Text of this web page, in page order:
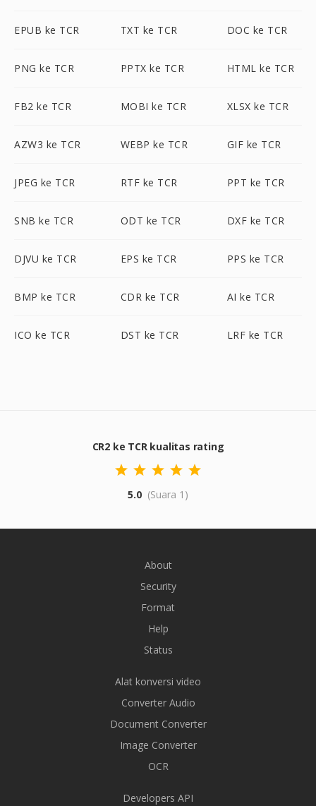
EPUB ke TCR TXT ke TCR DOC ke TCR
PNG ke TCR PPTX ke TCR HTML ke TCR
FB2 ke TCR MOBI ke TCR XLSX ke TCR
AZW3 ke TCR WEBP ke TCR GIF ke TCR
JPEG ke TCR RTF ke TCR PPT ke TCR
SNB ke TCR ODT ke TCR DXF ke TCR
DJVU ke TCR EPS ke TCR PPS ke TCR
BMP ke TCR CDR ke TCR AI ke TCR
ICO ke TCR DST ke TCR LRF ke TCR
CR2 ke TCR kualitas rating
5.0 (Suara 1)
About
Security
Format
Help
Status
Alat konversi video
Converter Audio
Document Converter
Image Converter
OCR
Developers API